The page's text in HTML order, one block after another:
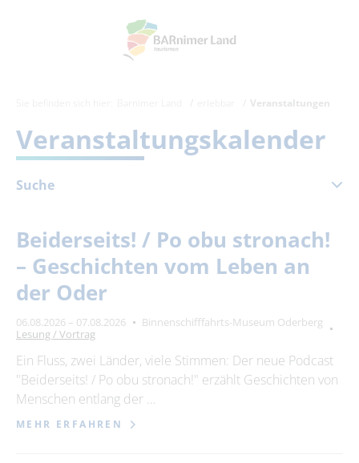
Veranstaltungen
Veranstaltungskalender
Suche
Dezember 2026
Mo Di Mi Do Fr Sa So
1 2 3 4 5
7
8
14
15 16 17 18 19
20
21
22 23 24 25 26
27
28
29 30 31
Erweiterte Suche
Beiderseits! / Po obu stronach!
– Geschichten vom Leben an
der Oder
06.08.2026 – 07.08.2026
Binnenschifffahrts-Museum Oderberg
Lesung / Vortrag
Ein Fluss, zwei Länder, viele Stimmen: Der neue Podcast
"Beiderseits! / Po obu stronach!" erzählt Geschichten von
Menschen entlang der …
MEHR ERFAHREN